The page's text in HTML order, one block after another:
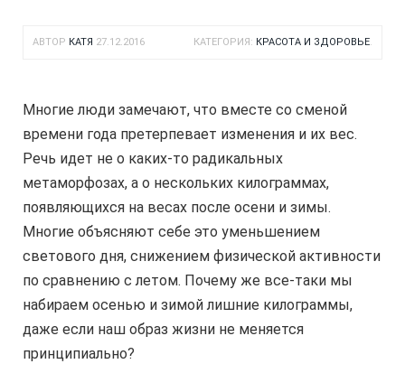
АВТОР КАТЯ 27.12.2016 КАТЕГОРИЯ: КРАСОТА И ЗДОРОВЬЕ.
Многие люди замечают, что вместе со сменой
времени года претерпевает изменения и их вес.
Речь идет не о каких-то радикальных
метаморфозах, а о нескольких килограммах,
появляющихся на весах после осени и зимы.
Многие объясняют себе это уменьшением
светового дня, снижением физической активности
по сравнению с летом. Почему же все-таки мы
набираем осенью и зимой лишние килограммы,
даже если наш образ жизни не меняется
принципиально?